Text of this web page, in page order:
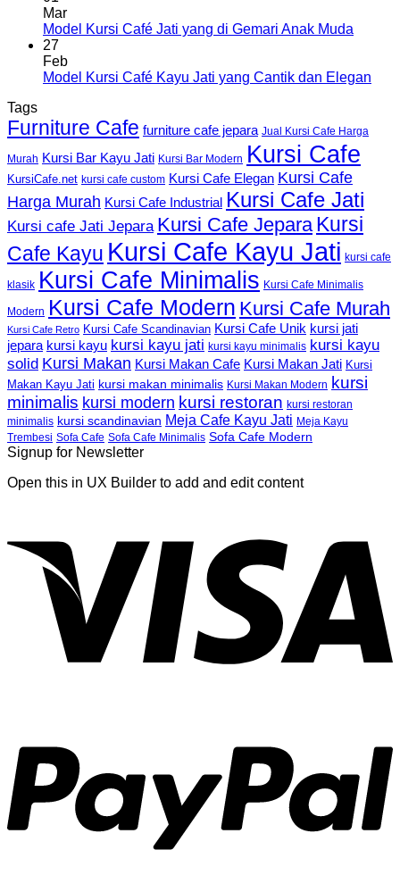
Mar
Model Kursi Café Jati yang di Gemari Anak Muda
27
Feb
Model Kursi Café Kayu Jati yang Cantik dan Elegan
Tags
Furniture Cafe furniture cafe jepara Jual Kursi Cafe Harga
Murah Kursi Bar Kayu Jati Kursi Bar Modern Kursi Cafe
KursiCafe.net kursi cafe custom Kursi Cafe Elegan Kursi Cafe
Harga Murah Kursi Cafe Industrial Kursi Cafe Jati
Kursi cafe Jati Jepara Kursi Cafe Jepara Kursi
Cafe Kayu Kursi Cafe Kayu Jati kursi cafe
klasik Kursi Cafe Minimalis Kursi Cafe Minimalis
Modern Kursi Cafe Modern Kursi Cafe Murah
Kursi Cafe Retro Kursi Cafe Scandinavian Kursi Cafe Unik kursi jati
jepara kursi kayu kursi kayu jati kursi kayu minimalis kursi kayu
solid Kursi Makan Kursi Makan Cafe Kursi Makan Jati Kursi
Makan Kayu Jati kursi makan minimalis Kursi Makan Modern
kursi
minimalis kursi modern kursi restoran kursi restoran
minimalis kursi scandinavian Meja Cafe Kayu Jati Meja Kayu
Trembesi Sofa Cafe Sofa Cafe Minimalis Sofa Cafe Modern
Signup for Newsletter
Open this in UX Builder to add and edit content